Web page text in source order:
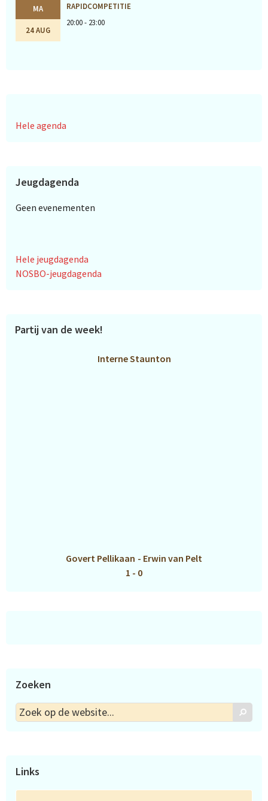
MA
24 AUG
RAPIDCOMPETITIE
20:00 - 23:00
Hele agenda
Jeugdagenda
Geen evenementen
Hele jeugdagenda
NOSBO-jeugdagenda
Partij van de week!
Interne Staunton
Govert Pellikaan - Erwin van Pelt
1 - 0
Zoeken
Zoek
op
Zoek
Links